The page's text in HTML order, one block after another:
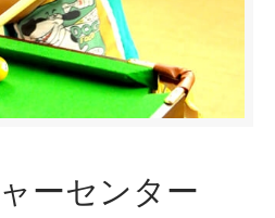
ーセンター